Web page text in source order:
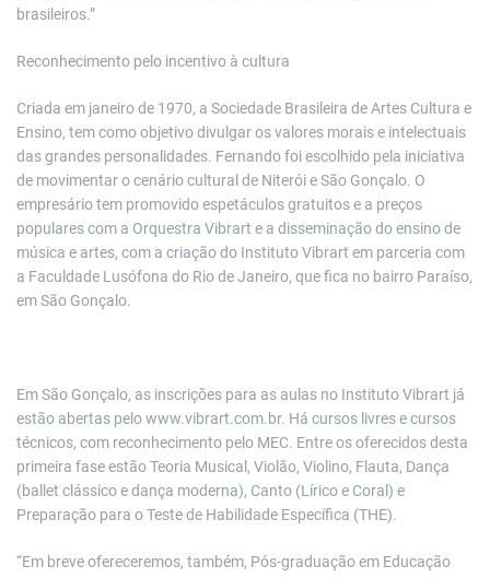
brasileiros.”
Reconhecimento pelo incentivo à cultura
Criada em janeiro de 1970, a Sociedade Brasileira de Artes Cultura e
Ensino, tem como objetivo divulgar os valores morais e intelectuais
das grandes personalidades. Fernando foi escolhido pela iniciativa
de movimentar o cenário cultural de Niterói e São Gonçalo. O
empresário tem promovido espetáculos gratuitos e a preços
populares com a Orquestra Vibrart e a disseminação do ensino de
música e artes, com a criação do Instituto Vibrart em parceria com
a Faculdade Lusófona do Rio de Janeiro, que fica no bairro Paraíso,
em São Gonçalo.
Em São Gonçalo, as inscrições para as aulas no Instituto Vibrart já
estão abertas pelo www.vibrart.com.br. Há cursos livres e cursos
técnicos, com reconhecimento pelo MEC. Entre os oferecidos desta
primeira fase estão Teoria Musical, Violão, Violino, Flauta, Dança
(ballet clássico e dança moderna), Canto (Lírico e Coral) e
Preparação para o Teste de Habilidade Específica (THE).
“Em breve ofereceremos, também, Pós-graduação em Educação